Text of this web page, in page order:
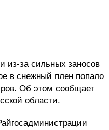
из-за сильных заносов
в снежный плен попало
Об этом сообщает
области.